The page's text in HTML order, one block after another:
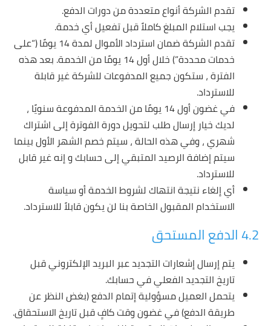
تقدم الشركة أنواع متعددة من دورات الدفع.
يجب استلام المبلغ كاملاً قبل تفعيل أي خدمة.
تقدم الشركة ضمان استرداد الأموال لمدة 14 يومًا (“على
خدمات محددة”) خلال أول 14 يومًا من الخدمة. بعد هذه
الفترة ، ستكون جميع المدفوعات للشركة غير قابلة
للاسترداد.
في غضون أول 14 يومًا من الخدمة المدفوعة سنويًا ،
لديك خيار إرسال طلب لتحويل دورة الفوترة إلى اشتراك
شهري ، وفي هذه الحالة ، سيتم خصم الشهر الأول بينما
سيتم إضافة الرصيد المتبقي إلى حسابك و إنه غير قابل
للاسترداد.
أي إلغاء نتيجة انتهاك لشروط الخدمة أو سياسة
الاستخدام المقبول الخاصة بنا لن يكون قابلاً للاسترداد.
4.2 الدفع المستحق
يتم إرسال إشعارات التجديد عبر البريد الإلكتروني قبل
تاريخ التجديد الفعلي في حسابك.
يتحمل العميل مسؤولية إتمام الدفع (بغض النظر عن
طريقة الدفع) في غضون وقت كافٍ قبل تاريخ الاستحقاق.